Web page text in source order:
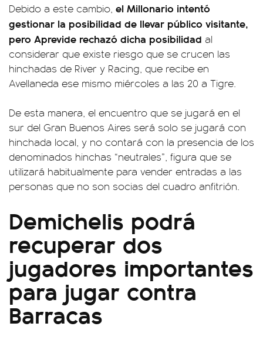
Debido a este cambio, el Millonario intentó
gestionar la posibilidad de llevar público visitante,
pero Aprevide rechazó dicha posibilidad al
considerar que existe riesgo que se crucen las
hinchadas de River y Racing, que recibe en
Avellaneda ese mismo miércoles a las 20 a Tigre.
De esta manera, el encuentro que se jugará en el
sur del Gran Buenos Aires será solo se jugará con
hinchada local, y no contará con la presencia de los
denominados hinchas “neutrales”, figura que se
utilizará habitualmente para vender entradas a las
personas que no son socias del cuadro anfitrión.
Demichelis podrá
recuperar dos
jugadores importantes
para jugar contra
Barracas